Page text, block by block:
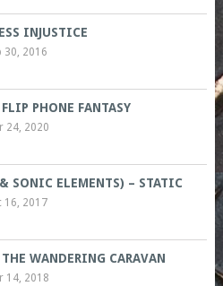
INJUSTICE
30, 2016
PHONE FANTASY
24, 2020
SONIC ELEMENTS) – STATIC
16, 2017
WANDERING CARAVAN
14, 2018